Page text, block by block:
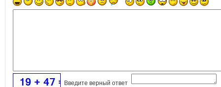
Введите верный ответ